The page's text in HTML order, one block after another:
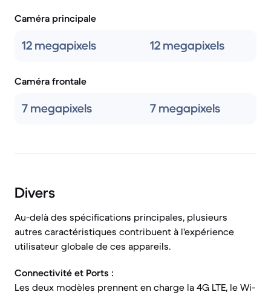
Caméra principale
12 megapixels 12 megapixels
Caméra frontale
7 megapixels 7 megapixels
Divers
Au-delà des spécifications principales, plusieurs
autres caractéristiques contribuent à l'expérience
utilisateur globale de ces appareils.
Connectivité et Ports :
Les deux modèles prennent en charge la 4G LTE, le Wi-